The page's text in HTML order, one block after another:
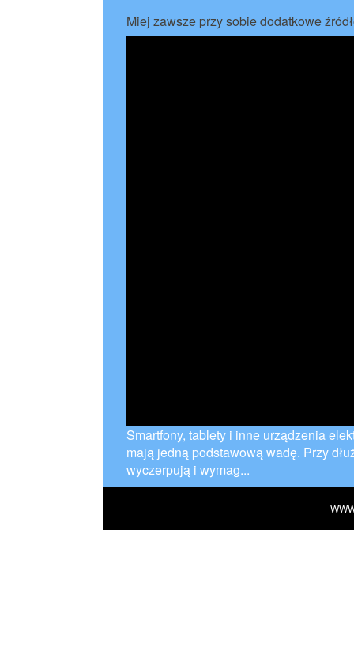
Miej zawsze przy sobie dodatkowe
Smartfony, tablety i inne urządzenia
mają jedną podstawową wadę. Przy
wyczerpują i wymag...